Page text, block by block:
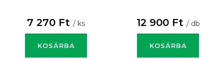
7 270 Ft / ks
KOSÁRBA
12 900 Ft / db
KOSÁRBA